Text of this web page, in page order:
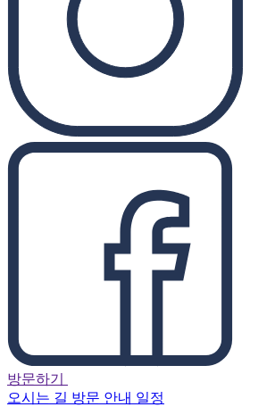
방문하기
오시는 길 방문 안내 일정